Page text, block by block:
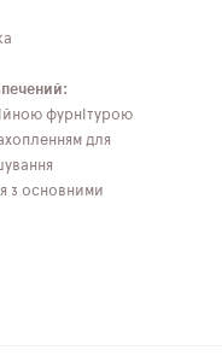
фурнітурою
для
з основними